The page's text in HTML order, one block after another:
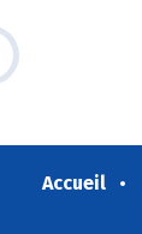
Accueil